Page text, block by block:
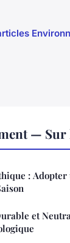
— Sur
:
et